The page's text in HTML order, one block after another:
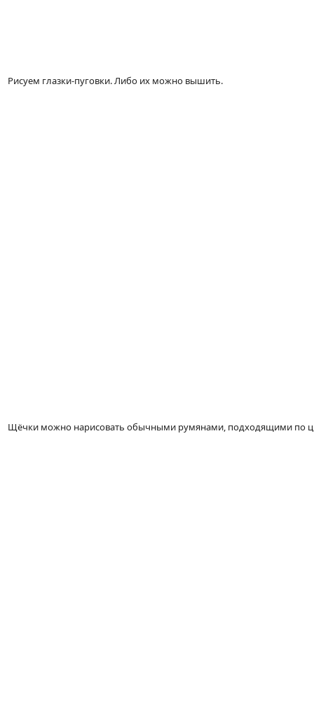
Рисуем глазки-пуговки. Либо их можно вышить.
Щёчки можно нарисовать обычными румянами, подходящими по